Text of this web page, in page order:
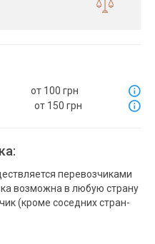
от 100 грн
от 150 грн
перевозчиками
возможна в любую страну
(кроме соседних стран-